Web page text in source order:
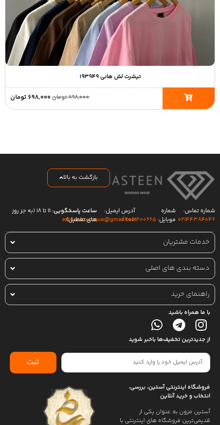
تیشرت لش هانی ۱۹۳۹۴۹
۸۹۸,۰۰۰تومان۶۹۸,۰۰۰ تومان
بازگشت به بالا
شماره تماس:
۰۲۱۴۴۳۸۴۰۴۶
شماره
موبایل: ۰۹۰۵۱۲۰۰۶۶۵
آدرس ایمیل:
asteenboutique@gmail.com
ساعت پاسخگویی:
۱۱ تا ۱۸ (به جز روز
های تعطیل)
خدمات مشتریان
دسته بندی های اصلی
راهنمای خرید
با ما همراه باشید
از جدیدترین تخفیف‌ها باخبر شوید
ثبت
فروشگاه اینترنتی آستین، بررسی،
انتخاب و خرید آنلاین
آستین مزون به عنوان یکی از
قدیمی‌ترین فروشگاه های اینترنتی با